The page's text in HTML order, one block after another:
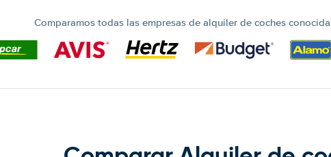
Comparamos todas las empresas de alquiler de coches